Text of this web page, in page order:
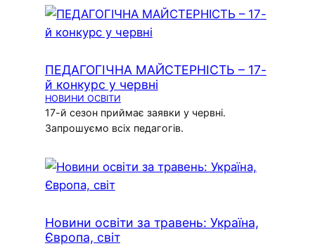
ПЕДАГОГІЧНА МАЙСТЕРНІСТЬ – 17-
й конкурс у червні
НОВИНИ ОСВІТИ
17-й сезон приймає заявки у червні.
Запрошуємо всіх педагогів.
Новини освіти за травень: Україна,
Європа, світ